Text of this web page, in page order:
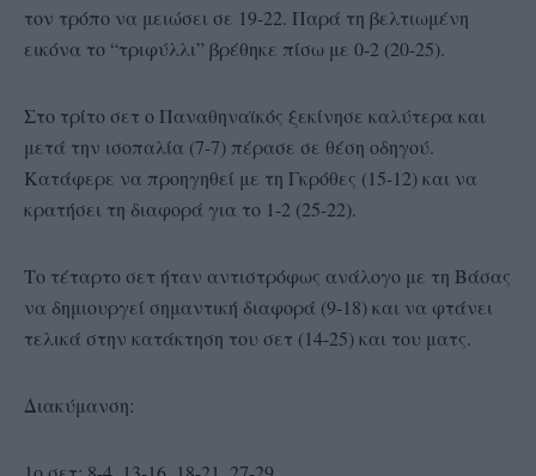
τον τρόπο να μειώσει σε 19-22. Παρά τη βελτιωμένη
εικόνα το “τριφύλλι” βρέθηκε πίσω με 0-2 (20-25).
Στο τρίτο σετ ο Παναθηναϊκός ξεκίνησε καλύτερα και
μετά την ισοπαλία (7-7) πέρασε σε θέση οδηγού.
Κατάφερε να προηγηθεί με τη Γκρόθες (15-12) και να
κρατήσει τη διαφορά για το 1-2 (25-22).
Το τέταρτο σετ ήταν αντιστρόφως ανάλογο με τη Βάσας
να δημιουργεί σημαντική διαφορά (9-18) και να φτάνει
τελικά στην κατάκτηση του σετ (14-25) και του ματς.
Διακύμανση: